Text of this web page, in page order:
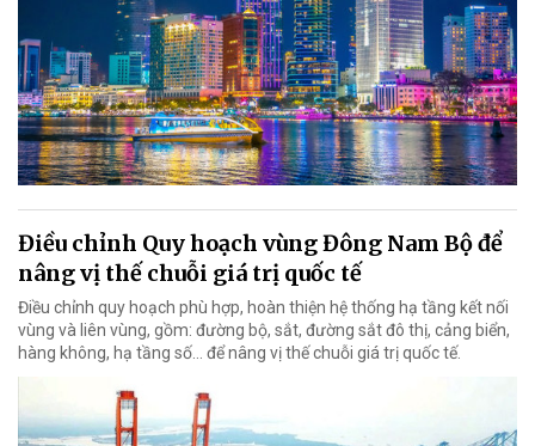
Điều chỉnh Quy hoạch vùng Đông Nam Bộ để
nâng vị thế chuỗi giá trị quốc tế
Điều chỉnh quy hoạch phù hợp, hoàn thiện hệ thống hạ tầng kết nối
vùng và liên vùng, gồm: đường bộ, sắt, đường sắt đô thị, cảng biển,
hàng không, hạ tầng số… để nâng vị thế chuỗi giá trị quốc tế.